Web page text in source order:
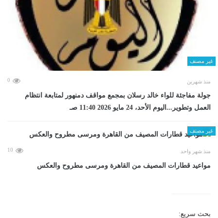
غير مصنف
منذ شهرين 0
جولة مفاجئة للواء خالد رسلان بمجمع مواقف دمنهور لمتابعة انتظام
العمل وتطوير...اليوم الأحد، 24 مايو 2026 11:40 صـ
غير مصنف
منذ شهر واحد 10
مواعيد قطارات المصيف من القاهرة ومرسى مطروح والعكس
بحث سريع: